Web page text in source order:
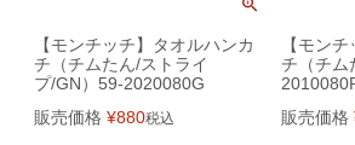
【モンチッチ】タオルハンカ
チ（チムたん/ストライ
プ/GN）59-2020080G
販売価格 ¥880税込
【モン
チ（チム
販売価格